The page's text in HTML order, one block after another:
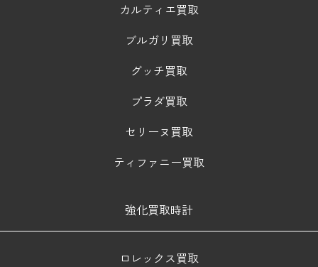
カルティエ買取
ブルガリ買取
グッチ買取
プラダ買取
セリーヌ買取
ティファニー買取
強化買取時計
ロレックス買取